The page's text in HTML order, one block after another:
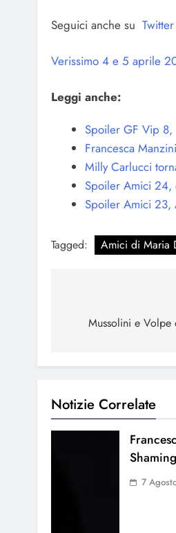
Seguici anche su Twitter
Verissimo 4 e 5 aprile
Leggi anche:
Spoiler GF Vip 8,
Francesca
Milly Carlucci
Spoiler Amici 24,
Spoiler Amici 23,
Tagged: Amici di Maria
articoli
Mussolini e Volpe
Notizie Correlate
7